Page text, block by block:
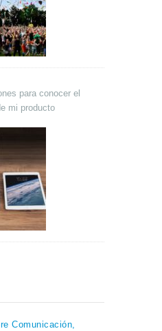
para conocer el
mi producto
Comunicación,